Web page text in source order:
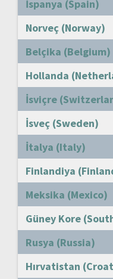
İspanya (Spain)
Norveç (Norway)
Belçika (Belgium)
Hollanda
İsviçre
İsveç (Sweden)
İtalya (Italy)
Finlandiya
Meksika (Mexico)
Güney Kore
Rusya (Russia)
Hırvatistan